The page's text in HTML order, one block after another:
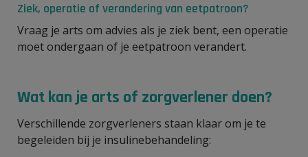
Ziek, operatie of verandering van eetpatroon?
Vraag je arts om advies als je ziek bent, een operatie
moet ondergaan of je eetpatroon verandert.
Wat kan je arts of zorgverlener doen?
Verschillende zorgverleners staan klaar om je te
begeleiden bij je insulinebehandeling: